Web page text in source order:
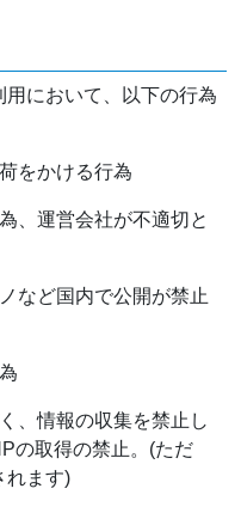
において、以下の行為
をかける行為
、運営会社が不適切と
など国内で公開が禁止
、情報の収集を禁止し
の取得の禁止。(ただ
れます)